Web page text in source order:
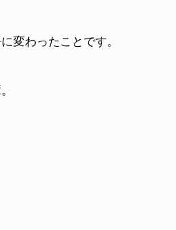
変わったことです。